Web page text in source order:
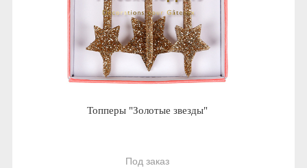
Топперы "Золотые звезды"
Под заказ